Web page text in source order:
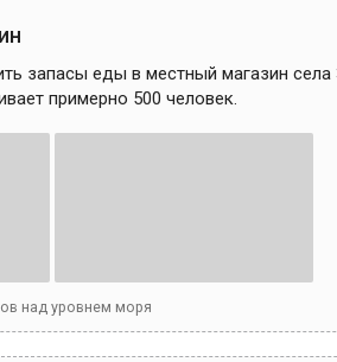
запасы еды в местный магазин села
примерно 500 человек.
над уровнем моря